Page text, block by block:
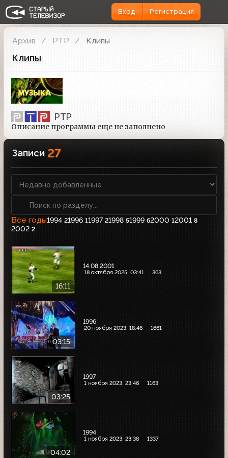
Вход Регистрация
Архив РТР Клипы
Клипы
РТР
Описание программы еще не заполнено
Записи 27
Все годы1994 21996 11997 21998 51999 62000 12001 8
2002 2
16:11
14.08.2001
18 октября 2025, 03:41 363
03:15
1996
20 ноября 2023, 18:46 1661
03:25
1997
1 ноября 2023, 23:46 1163
04:02
1994
1 ноября 2023, 23:38 1337